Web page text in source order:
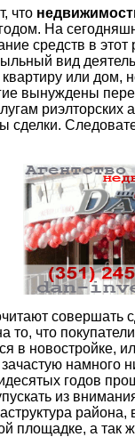
что
На
средств в этот
вид
или дом,
вынуждены
сделки.
совершать
то, что
в новостройке,
намного
годов
из
площадке, а